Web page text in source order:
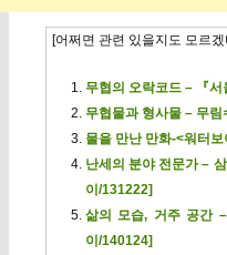
[어쩌면 관련 있을지도 모르
무협의 오락코드 – 『
무협물과 형사물 – 무
물을 만난 만화-<워터
난세의 분야 전문가 –
이/131222]
삶의 모습, 거주 공간
이/140124]